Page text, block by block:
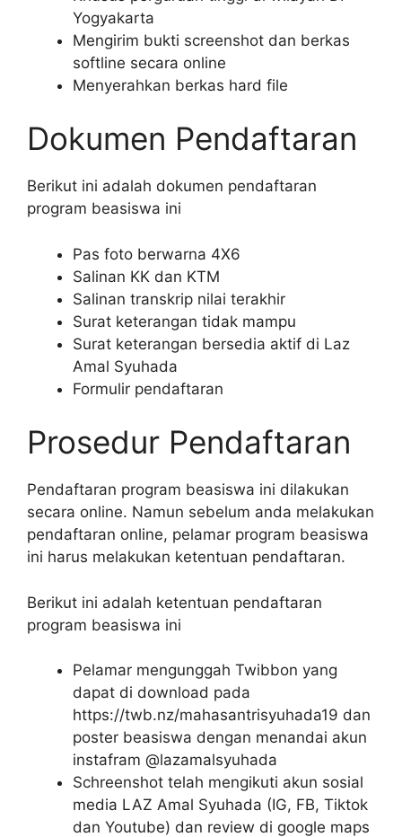
Yogyakarta
Mengirim bukti screenshot dan berkas
softline secara online
Menyerahkan berkas hard file
Dokumen Pendaftaran
Berikut ini adalah dokumen pendaftaran
program beasiswa ini
Pas foto berwarna 4X6
Salinan KK dan KTM
Salinan transkrip nilai terakhir
Surat keterangan tidak mampu
Surat keterangan bersedia aktif di Laz
Amal Syuhada
Formulir pendaftaran
Prosedur Pendaftaran
Pendaftaran program beasiswa ini dilakukan
secara online. Namun sebelum anda melakukan
pendaftaran online, pelamar program beasiswa
ini harus melakukan ketentuan pendaftaran.
Berikut ini adalah ketentuan pendaftaran
program beasiswa ini
Pelamar mengunggah Twibbon yang
dapat di download pada
https://twb.nz/mahasantrisyuhada19 dan
poster beasiswa dengan menandai akun
instafram @lazamalsyuhada
Schreenshot telah mengikuti akun sosial
media LAZ Amal Syuhada (IG, FB, Tiktok
dan Youtube) dan review di google maps